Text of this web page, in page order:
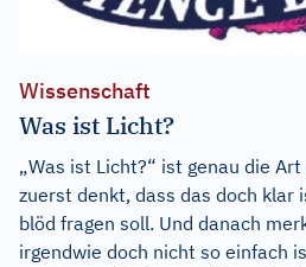
Wissenschaft
Was ist Licht?
„Was ist Licht?“ ist genau die
zuerst denkt, dass das doch klar
blöd fragen soll. Und danach
irgendwie doch nicht so einfach